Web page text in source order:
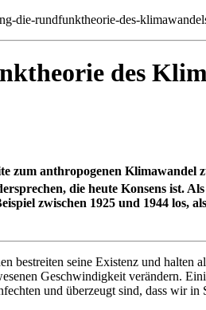
die-rundfunktheorie-des-
des
zum anthropogenen Klimawandel
die heute Konsens ist.
zwischen 1925 und 1944 los,
bestreiten seine Existenz und
Geschwindigkeit verändern.
und überzeugt sind, dass wir